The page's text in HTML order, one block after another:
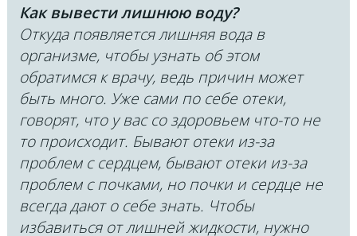
Как вывести лишнюю воду?
Откуда появляется лишняя вода в
организме, чтобы узнать об этом
обратимся к врачу, ведь причин может
быть много. Уже сами по себе отеки,
говорят, что у вас со здоровьем что-то не
то происходит. Бывают отеки из-за
проблем с сердцем, бывают отеки из-за
проблем с почками, но почки и сердце не
всегда дают о себе знать. Чтобы
избавиться от лишней жидкости, нужно